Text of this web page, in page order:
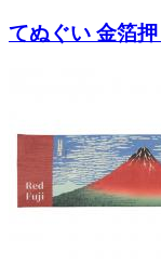
てぬぐい 金箔